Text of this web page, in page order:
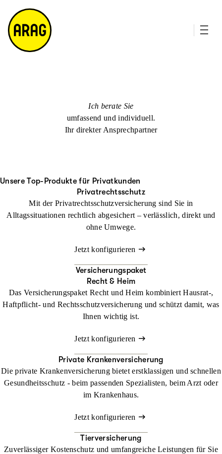
m
a
p
Ich berate Sie
umfassend und individuell.
Ihr direkter Ansprechpartner
Unsere Top-Produkte für Privatkunden
Privatrechtsschutz
Mit der Privatrechtsschutzversicherung sind Sie in
Alltagssituationen rechtlich abgesichert – verlässlich, direkt und
ohne Umwege.
Jetzt konfigurieren
Versicherungspaket
Recht & Heim
Das Versicherungspaket Recht und Heim kombiniert Hausrat-,
Haftpflicht- und Rechtsschutzversicherung und schützt damit, was
Ihnen wichtig ist.
Jetzt konfigurieren
Private Krankenversicherung
Die private Krankenversicherung bietet erstklassigen und schnellen
Gesundheitsschutz - beim passenden Spezialisten, beim Arzt oder
im Krankenhaus.
Jetzt konfigurieren
Tierversicherung
Zuverlässiger Kostenschutz und umfangreiche Leistungen für Sie